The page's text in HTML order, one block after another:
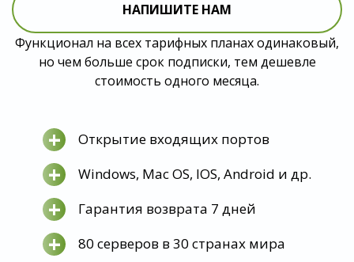
НАПИШИТЕ НАМ
Функционал на всех тарифных планах одинаковый,
но чем больше срок подписки, тем дешевле
стоимость одного месяца.
+ Открытие входящих портов
+ Windows, Mac OS, IOS, Android и др.
+ Гарантия возврата 7 дней
+ 80 серверов в 30 странах мира